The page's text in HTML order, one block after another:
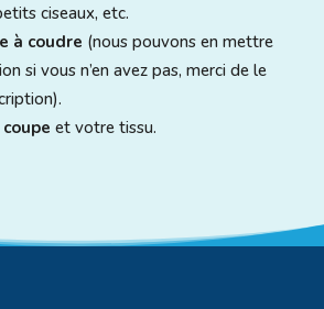
ciseaux, etc.
à coudre (nous pouvons en mettre
si vous n’en avez pas, merci de le
et votre tissu.